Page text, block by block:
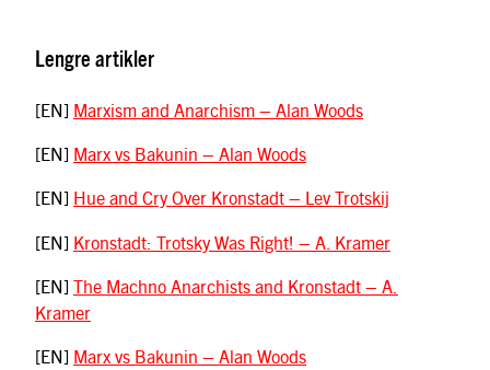
Lengre artikler
[EN] Marxism and Anarchism – Alan Woods
[EN] Marx vs Bakunin – Alan Woods
[EN] Hue and Cry Over Kronstadt – Lev Trotskij
[EN] Kronstadt: Trotsky Was Right! – A. Kramer
[EN] The Machno Anarchists and Kronstadt – A.
Kramer
[EN] Marx vs Bakunin – Alan Woods